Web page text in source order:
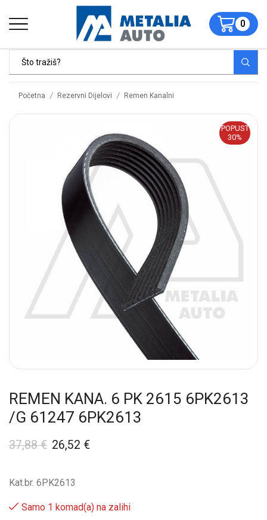
0
Početna / Rezervni Dijelovi / Remen Kanalni
POPUST
30%
REMEN KANA. 6 PK 2615 6PK2613
/G 61247 6PK2613
37,88€ 26,52 €
Kat.br. 6PK2613
Samo 1 komad(a) na zalihi